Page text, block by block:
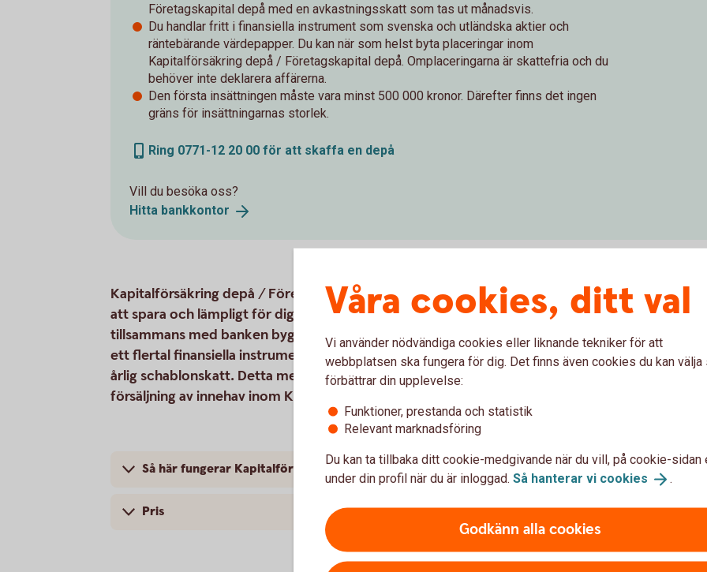
Företagskapital depå med en avkastningsskatt som tas ut månadsvis.
Du handlar fritt i finansiella instrument som svenska och utländska aktier och
räntebärande värdepapper. Du kan när som helst byta placeringar inom
Kapitalförsäkring depå / Företagskapital depå. Omplaceringarna är skattefria och du
behöver inte deklarera affärerna.
Den första insättningen måste vara minst 500 000 kronor. Därefter finns det ingen
gräns för insättningarnas storlek.
Ring 0771-12 20 00 för att skaffa en depå
Vill du besöka oss?
Hitta bankkontor
Kapitalförsäkring depå / Företagskapital depå kan vara ett skattemässigt fördelaktigt sätt
att spara och lämpligt för dig som är aktiv och engagerad i ditt sparande. På egen hand eller
tillsammans med banken bygger du upp en depå som passar dig. Sedan kan du handla fritt i
ett flertal finansiella instrument. I stället för kapitalbeskattning vid försäljning betalar du en
årlig schablonskatt. Detta medför att du inte behöver deklarera för vinster och förluster vid
försäljning av innehav inom Kapitalförsäkring depå / Företagskapital depå.
Så här fungerar Kapitalförsäkring depå / Företagskapital depå
Pris
Våra cookies, ditt val
Vi använder nödvändiga cookies eller liknande tekniker för att
webbplatsen ska fungera för dig. Det finns även cookies du kan välja
förbättrar din upplevelse:
Funktioner, prestanda och statistik
Relevant marknadsföring
Du kan ta tillbaka ditt cookie-medgivande när du vill, på cookie-sidan
under din profil när du är inloggad. Så hanterar vi cookies .
Godkänn alla cookies